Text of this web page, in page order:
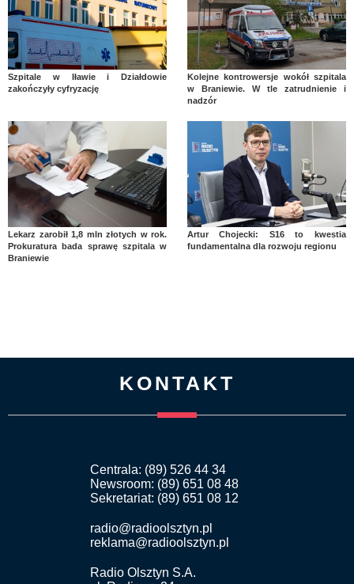
Szpitale w Iławie i Działdowie
zakończyły cyfryzację
Kolejne kontrowersje wokół szpitala
w Braniewie. W tle zatrudnienie i
nadzór
Lekarz zarobił 1,8 mln złotych w rok.
Prokuratura bada sprawę szpitala w
Braniewie
Artur Chojecki: S16 to kwestia
fundamentalna dla rozwoju regionu
KONTAKT
Centrala: (89) 526 44 34
Newsroom: (89) 651 08 48
Sekretariat: (89) 651 08 12
radio@radioolsztyn.pl
reklama@radioolsztyn.pl
Radio Olsztyn S.A.